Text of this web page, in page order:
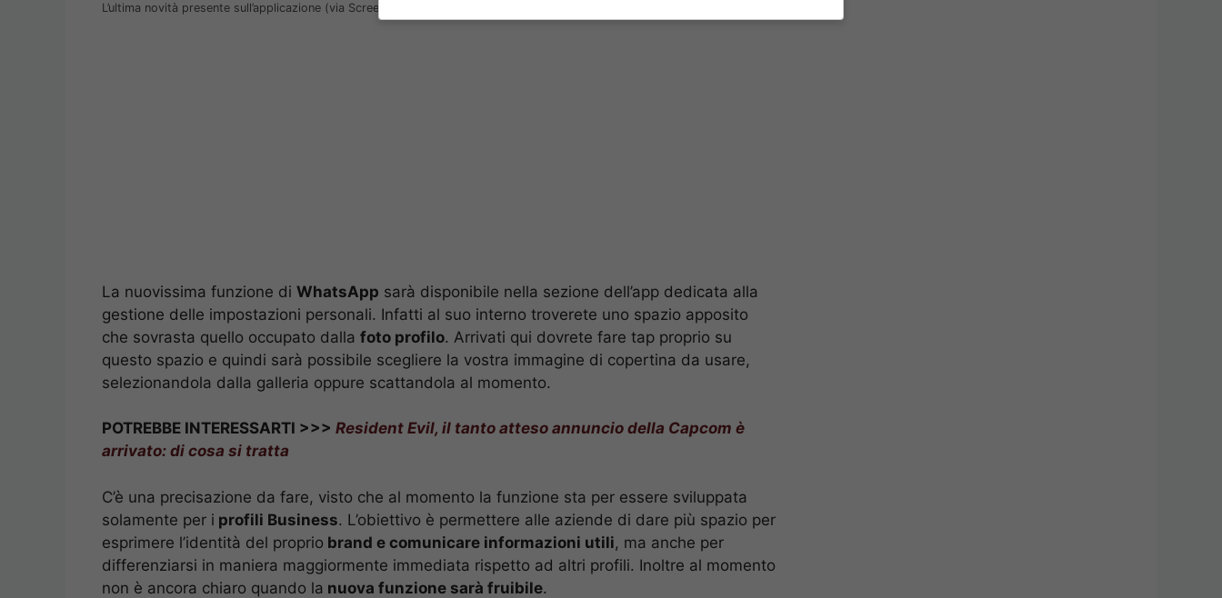
L’ultima novità presente sull’applicazione (via Screenshot)
La nuovissima funzione di WhatsApp sarà disponibile nella sezione dell’app dedicata alla
gestione delle impostazioni personali. Infatti al suo interno troverete uno spazio apposito
che sovrasta quello occupato dalla foto profilo. Arrivati qui dovrete fare tap proprio su
questo spazio e quindi sarà possibile scegliere la vostra immagine di copertina da usare,
selezionandola dalla galleria oppure scattandola al momento.
POTREBBE INTERESSARTI >>> Resident Evil, il tanto atteso annuncio della Capcom è
arrivato: di cosa si tratta
C’è una precisazione da fare, visto che al momento la funzione sta per essere sviluppata
solamente per i profili Business. L’obiettivo è permettere alle aziende di dare più spazio per
esprimere l’identità del proprio brand e comunicare informazioni utili, ma anche per
differenziarsi in maniera maggiormente immediata rispetto ad altri profili. Inoltre al momento
non è ancora chiaro quando la nuova funzione sarà fruibile.